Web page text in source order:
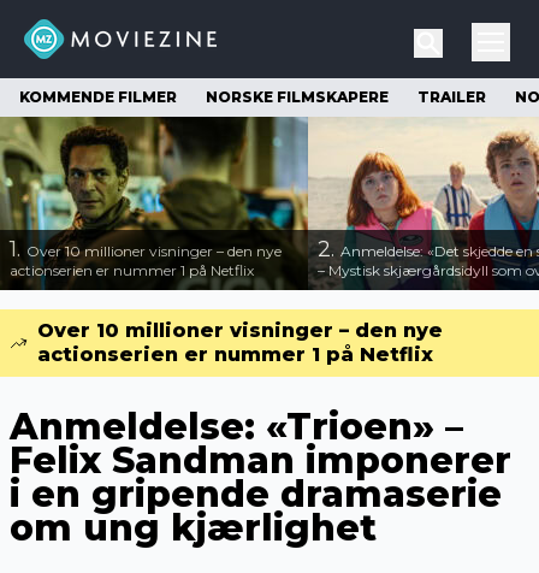
KOMMENDE FILMER NORSKE FILMSKAPERE TRAILER
1. Over 10 millioner visninger – den nye
actionserien er nummer 1 på Netflix
2. Anmeldelse: «Det skjedde
– Mystisk skjærgårdsidyll som
Over 10 millioner visninger – den nye
actionserien er nummer 1 på Netflix
Anmeldelse: «Trioen» –
Felix Sandman imponerer
i en gripende dramaserie
om ung kjærlighet